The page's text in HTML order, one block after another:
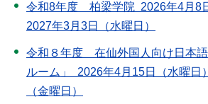
令和8年度 柏梁学院 2026年4月8
2027年3月3日（水曜日）
令和８年度 在仙外国人向け日本
ルーム」 2026年4月15日（水曜日
（金曜日）